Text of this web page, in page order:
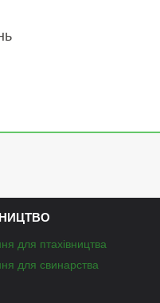
для птахівництва
для свинарства